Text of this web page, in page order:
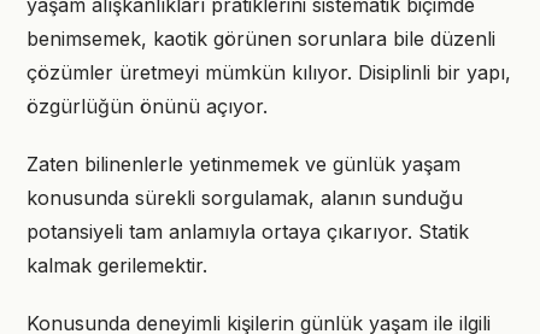
yaşam alışkanlıkları pratiklerini sistematik biçimde
benimsemek, kaotik görünen sorunlara bile düzenli
çözümler üretmeyi mümkün kılıyor. Disiplinli bir yapı,
özgürlüğün önünü açıyor.
Zaten bilinenlerle yetinmemek ve günlük yaşam
konusunda sürekli sorgulamak, alanın sunduğu
potansiyeli tam anlamıyla ortaya çıkarıyor. Statik
kalmak gerilemektir.
Konusunda deneyimli kişilerin günlük yaşam ile ilgili